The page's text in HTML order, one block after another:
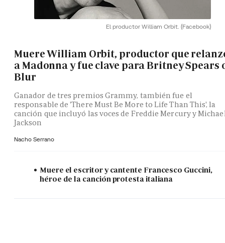
El productor William Orbit. (Facebook)
Muere William Orbit, productor que
a Madonna y fue clave para Britney Spears
Blur
Ganador de tres premios Grammy, también fue el
responsable de 'There Must Be More to Life Than This', la
canción que incluyó las voces de Freddie Mercury y
Jackson
Nacho Serrano
Muere el escritor y cantente Francesco Guccini,
héroe de la canción protesta italiana